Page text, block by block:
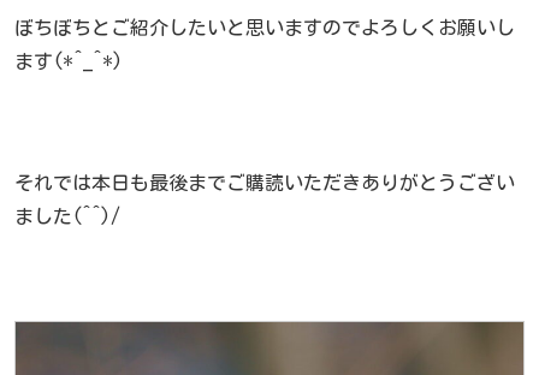
ぼちぼちとご紹介したいと思いますのでよろしくお願いし
ます(*^_^*)
それでは本日も最後までご購読いただきありがとうござい
ました(^^)/